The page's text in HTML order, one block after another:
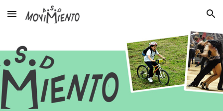
Skip to main content Skip to navigation